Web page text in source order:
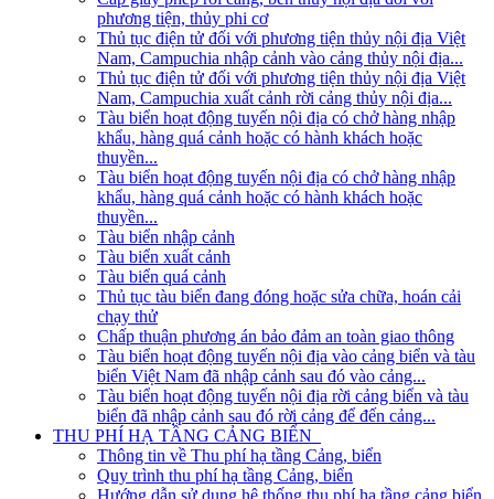
phương tiện, thủy phi cơ
Thủ tục điện tử đối với phương tiện thủy nội địa Việt
Nam, Campuchia nhập cảnh vào cảng thủy nội địa...
Thủ tục điện tử đối với phương tiện thủy nội địa Việt
Nam, Campuchia xuất cảnh rời cảng thủy nội địa...
Tàu biển hoạt động tuyến nội địa có chở hàng nhập
khẩu, hàng quá cảnh hoặc có hành khách hoặc
thuyền...
Tàu biển hoạt động tuyến nội địa có chở hàng nhập
khẩu, hàng quá cảnh hoặc có hành khách hoặc
thuyền...
Tàu biển nhập cảnh
Tàu biển xuất cảnh
Tàu biển quá cảnh
Thủ tục tàu biển đang đóng hoặc sửa chữa, hoán cải
chạy thử
Chấp thuận phương án bảo đảm an toàn giao thông
Tàu biển hoạt động tuyến nội địa vào cảng biển và tàu
biển Việt Nam đã nhập cảnh sau đó vào cảng...
Tàu biển hoạt động tuyến nội địa rời cảng biển và tàu
biển đã nhập cảnh sau đó rời cảng để đến cảng...
THU PHÍ HẠ TẦNG CẢNG BIỂN
Thông tin về Thu phí hạ tầng Cảng, biển
Quy trình thu phí hạ tầng Cảng, biển
Hướng dẫn sử dụng hệ thống thu phí hạ tầng cảng biển